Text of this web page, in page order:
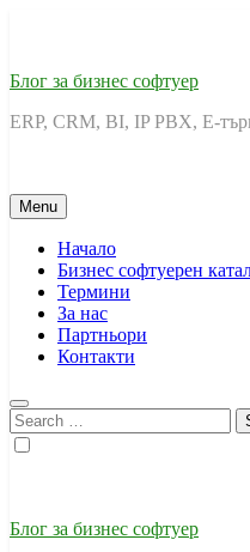
Блог за бизнес софтуер
ERP, CRM, BI, IP PBX, Е-
Menu
Начало
Бизнес софтуерен
Термини
За нас
Партньори
Контакти
Search
for:
Блог за бизнес софтуер